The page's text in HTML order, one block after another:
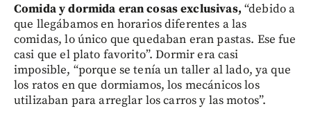
Comida y dormida eran cosas exclusivas, “debido a
que llegábamos en horarios diferentes a las
comidas, lo único que quedaban eran pastas. Ese fue
casi que el plato favorito”. Dormir era casi
imposible, “porque se tenía un taller al lado, ya que
los ratos en que dormiamos, los mecánicos los
utilizaban para arreglar los carros y las motos”.